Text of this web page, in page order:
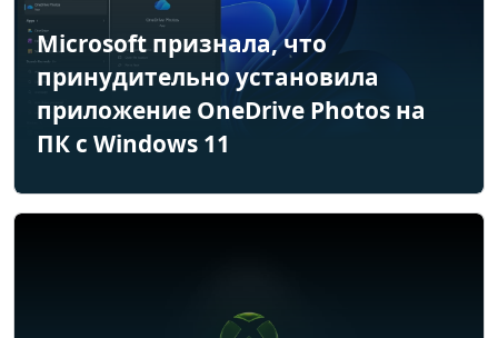
Microsoft признала, что
принудительно установила
приложение OneDrive Photos на
ПК с Windows 11